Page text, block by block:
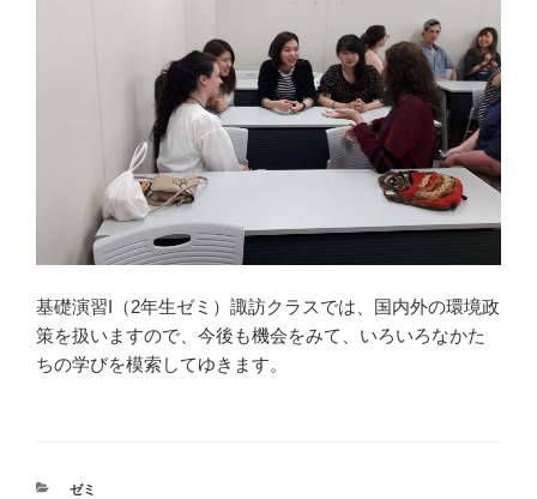
基礎演習I（2年生ゼミ）諏訪クラスでは、国内外の環境政
策を扱いますので、今後も機会をみて、いろいろなかた
ちの学びを模索してゆきます。
カ
ゼミ